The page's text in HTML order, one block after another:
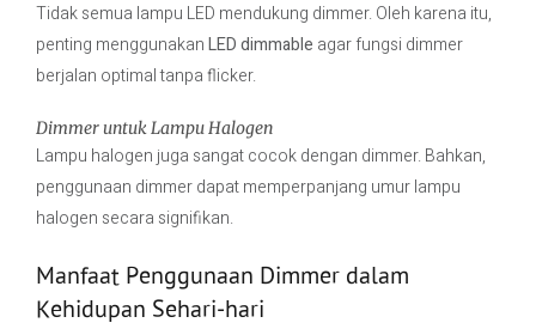
Tidak semua lampu LED mendukung dimmer. Oleh karena itu,
penting menggunakanLED dimmable agar fungsi dimmer
berjalan optimal tanpa flicker.
Dimmer untuk Lampu Halogen
Lampu halogen juga sangat cocok dengan dimmer. Bahkan,
penggunaan dimmer dapat memperpanjang umur lampu
halogen secara signifikan.
Manfaat Penggunaan Dimmer dalam
Kehidupan Sehari-hari